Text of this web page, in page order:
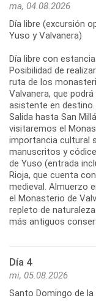
ma, 04.08.2026
Día libre (excursión
Yuso y Valvanera)
Día libre con
Posibilidad de
ruta de los
Valvanera, que
asistente en destino.
Salida hasta San
visitaremos el
importancia cultural
manuscritos y
de Yuso (entrada
Rioja, que cuenta
medieval. Almuerzo
el Monasterio de
repleto de
más antiguos
Día 4
mi, 05.08.2026
Santo Domingo de